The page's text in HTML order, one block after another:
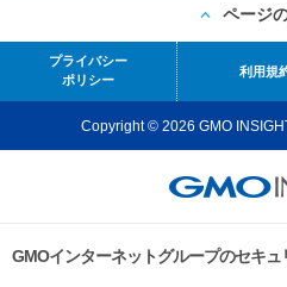
ページ
プライバシー
ポリシー
利用規
Copyright © 2026 GMO
GMOインターネットグループのセキ